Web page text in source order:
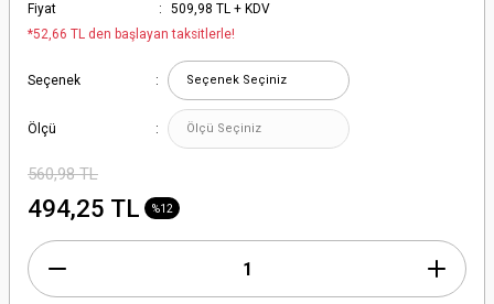
Fiyat
509,98 TL + KDV
*52,66 TL den başlayan taksitlerle!
Seçenek
Ölçü
560,98 TL
494,25 TL %12